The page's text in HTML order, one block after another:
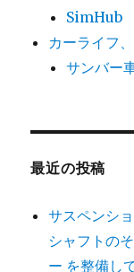
SimHub
カーライフ
サンバー
最近の投稿
サスペンシ
シャフトの
ー を整備し